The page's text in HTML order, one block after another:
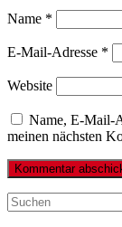
Name *
E-Mail-Adresse *
Website
Name, E-Mail-
meinen nächsten